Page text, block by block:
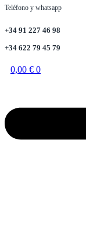
Teléfono y whatsapp
+34 91 227 46 98
+34 622 79 45 79
0,00 € 0